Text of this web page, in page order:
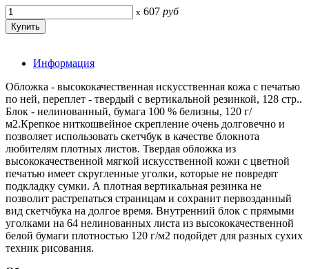
x 607 руб
Информация
Обложка - высококачественная искусственная кожа с печатью
по ней, переплет - твердый с вертикальной резинкой, 128 стр..
Блок - нелинованный, бумага 100 % белизны, 120 г/
м2.Крепкое ниткошвейное скрепление очень долговечно и
позволяет использовать скетчбук в качестве блокнота
любителям плотных листов. Твердая обложка из
высококачественной мягкой искусственной кожи с цветной
печатью имеет скругленные уголки, которые не повредят
подкладку сумки. А плотная вертикальная резинка не
позволит растрепаться страницам и сохранит первозданный
вид скетчбука на долгое время. Внутренний блок с прямыми
уголками на 64 нелинованных листа из высококачественной
белой бумаги плотностью 120 г/м2 подойдет для разных сухих
техник рисования.